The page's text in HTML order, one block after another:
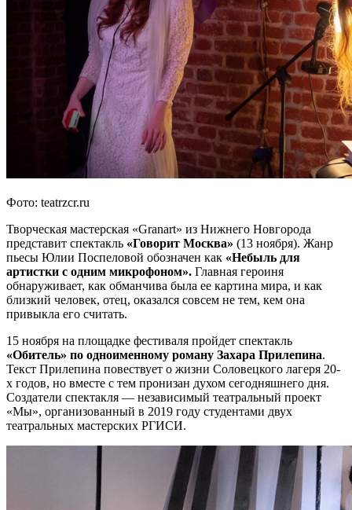
Фото: teatrzcr.ru
Творческая мастерская «Granart» из Нижнего Новгорода
представит спектакль «Говорит Москва» (13 ноября). Жанр
пьесы Юлии Поспеловой обозначен как «Небыль для
артистки с одним микрофоном». Главная героиня
обнаруживает, как обманчива была ее картина мира, и как
близкий человек, отец, оказался совсем не тем, кем она
привыкла его считать.
15 ноября на площадке фестиваля пройдет спектакль
«Обитель» по одноименному роману Захара Прилепина.
Текст Прилепина повествует о жизни Соловецкого лагеря 20-
х годов, но вместе с тем пронизан духом сегодняшнего дня.
Создатели спектакля — независимый театральный проект
«Мы», организованный в 2019 году студентами двух
театральных мастерских РГИСИ.